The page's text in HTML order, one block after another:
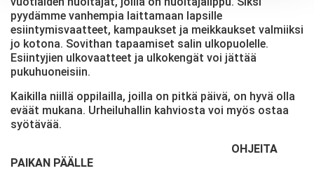
pyydämme vanhempia laittamaan lapsille
esiintymisvaatteet, kampaukset ja meikkaukset valmiiksi
jo kotona. Sovithan tapaamiset salin ulkopuolelle.
Esiintyjien ulkovaatteet ja ulkokengät voi jättää
pukuhuoneisiin.
Kaikilla niillä oppilailla, joilla on pitkä päivä, on hyvä olla
eväät mukana. Urheiluhallin kahviosta voi myös ostaa
syötävää.
OHJEITA
PAIKAN PÄÄLLE